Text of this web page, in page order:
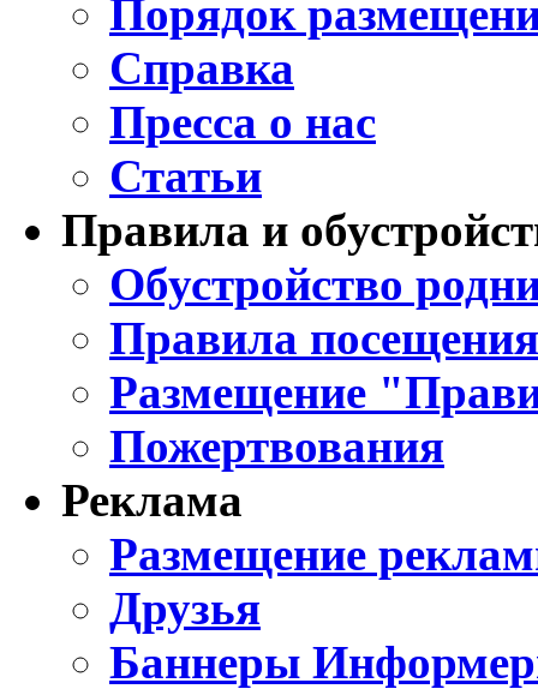
Порядок
Справка
Пресса о нас
Статьи
Правила и
Обустройство
Правила
Размещение
Пожертвования
Реклама
Размещение
Друзья
Баннеры